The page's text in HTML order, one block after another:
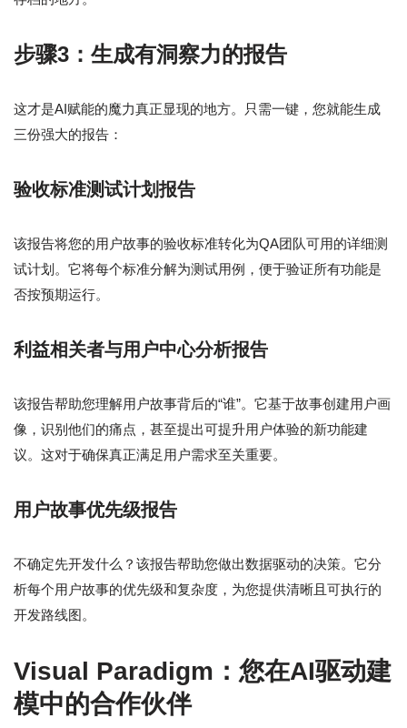
步骤3：生成有洞察力的报告
这才是AI赋能的魔力真正显现的地方。只需一键，您就能生成
三份强大的报告：
验收标准测试计划报告
该报告将您的用户故事的验收标准转化为QA团队可用的详细测
试计划。它将每个标准分解为测试用例，便于验证所有功能是
否按预期运行。
利益相关者与用户中心分析报告
该报告帮助您理解用户故事背后的“谁”。它基于故事创建用户画
像，识别他们的痛点，甚至提出可提升用户体验的新功能建
议。这对于确保真正满足用户需求至关重要。
用户故事优先级报告
不确定先开发什么？该报告帮助您做出数据驱动的决策。它分
析每个用户故事的优先级和复杂度，为您提供清晰且可执行的
开发路线图。
Visual Paradigm：您在AI驱动建
模中的合作伙伴